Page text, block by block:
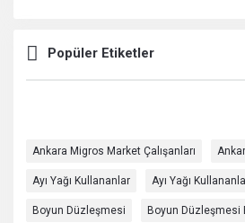
Popüler Etiketler
Ankara Migros Market Çalışanları
Ayı Yağı Kullananlar Ayı Yağı
Boyun Düzleşmesi Boyun Düzleşmesi